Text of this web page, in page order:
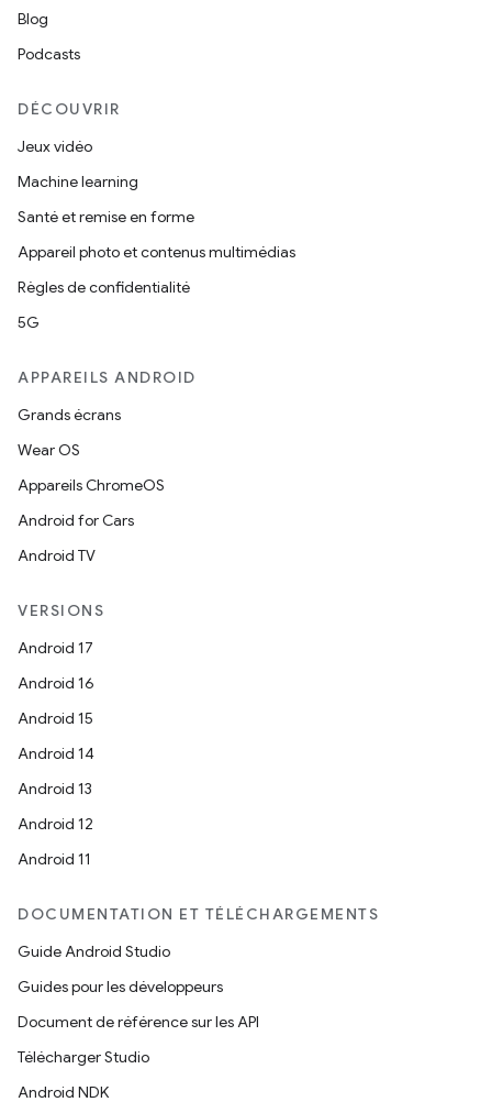
Blog
Podcasts
DÉCOUVRIR
Jeux vidéo
Machine learning
Santé et remise en forme
Appareil photo et contenus multimédias
Règles de confidentialité
5G
APPAREILS ANDROID
Grands écrans
Wear OS
Appareils ChromeOS
Android for Cars
Android TV
VERSIONS
Android 17
Android 16
Android 15
Android 14
Android 13
Android 12
Android 11
DOCUMENTATION ET TÉLÉCHARGEMENTS
Guide Android Studio
Guides pour les développeurs
Document de référence sur les API
Télécharger Studio
Android NDK